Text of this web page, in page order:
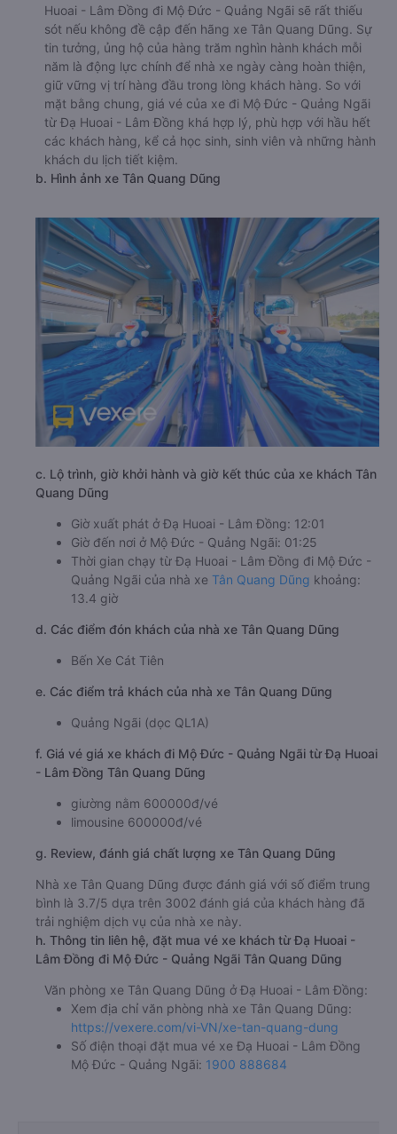
Huoai - Lâm Đồng đi Mộ Đức - Quảng Ngãi sẽ rất thiếu
sót nếu không đề cập đến hãng xe Tân Quang Dũng. Sự
tin tưởng, ủng hộ của hàng trăm nghìn hành khách mỗi
năm là động lực chính để nhà xe ngày càng hoàn thiện,
giữ vững vị trí hàng đầu trong lòng khách hàng. So với
mặt bằng chung, giá vé của xe đi Mộ Đức - Quảng Ngãi
từ Đạ Huoai - Lâm Đồng khá hợp lý, phù hợp với hầu hết
các khách hàng, kể cả học sinh, sinh viên và những hành
khách du lịch tiết kiệm.
b. Hình ảnh xe Tân Quang Dũng
c. Lộ trình, giờ khởi hành và giờ kết thúc của xe khách Tân
Quang Dũng
Giờ xuất phát ở Đạ Huoai - Lâm Đồng: 12:01
Giờ đến nơi ở Mộ Đức - Quảng Ngãi: 01:25
Thời gian chạy từ Đạ Huoai - Lâm Đồng đi Mộ Đức -
Quảng Ngãi của nhà xe Tân Quang Dũng khoảng:
13.4 giờ
d. Các điểm đón khách của nhà xe Tân Quang Dũng
Bến Xe Cát Tiên
e. Các điểm trả khách của nhà xe Tân Quang Dũng
Quảng Ngãi (dọc QL1A)
f. Giá vé giá xe khách đi Mộ Đức - Quảng Ngãi từ Đạ Huoai
- Lâm Đồng Tân Quang Dũng
giường nằm 600000đ/vé
limousine 600000đ/vé
g. Review, đánh giá chất lượng xe Tân Quang Dũng
Nhà xe Tân Quang Dũng được đánh giá với số điểm trung
bình là 3.7/5 dựa trên 3002 đánh giá của khách hàng đã
trải nghiệm dịch vụ của nhà xe này.
h. Thông tin liên hệ, đặt mua vé xe khách từ Đạ Huoai -
Lâm Đồng đi Mộ Đức - Quảng Ngãi Tân Quang Dũng
Văn phòng xe Tân Quang Dũng ở Đạ Huoai - Lâm Đồng:
Xem địa chỉ văn phòng nhà xe Tân Quang Dũng:
https://vexere.com/vi-VN/xe-tan-quang-dung
Số điện thoại đặt mua vé xe Đạ Huoai - Lâm Đồng
Mộ Đức - Quảng Ngãi: 1900 888684